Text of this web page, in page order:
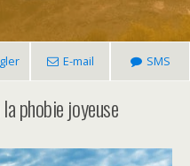
E-mail SMS
phobie joyeuse